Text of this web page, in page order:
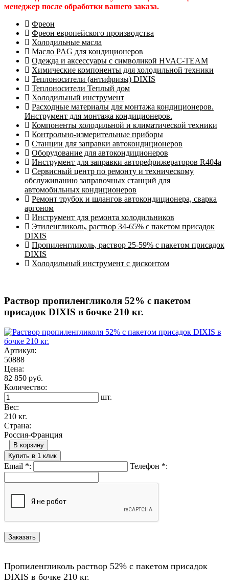
менеджер после обработки вашего заказа.
Фреон
Фреон европейского производства
Холодильные масла
Масло PAG для кондиционеров
Одежда и аксессуары с символикой HVAC-TEAM
Химические компоненты для холодильной техники
Теплоносители (антифризы) DIXIS
Теплоносители Теплый дом
Холодильный инструмент
Расходные материалы для монтажа кондиционеров.
Инструмент для монтажа кондиционеров.
Компоненты холодильной и климатической техники
Контрольно-измерительные приборы
Станции для заправки автокондиционеров
Оборудование для автокондиционеров
Инструмент для заправки авторефрижераторов R404a
Сервисный центр по ремонту и техническому
обслуживанию заправочных станций для
автомобильных кондиционеров
Ремонт трубок и шлангов автокондиционера, сварка
аргоном
Инструмент для ремонта холодильников
Этиленгликоль, раствор 34-65% с пакетом присадок
DIXIS
Пропиленгликоль, раствор 25-59% с пакетом присадок
DIXIS
Холодильный инструмент с дисконтом
Раствор пропиленгликоля 52% с пакетом
присадок DIXIS в бочке 210 кг.
Артикул:
50888
Цена:
82 850 руб.
Количество:
шт.
Вес:
210 кг.
Страна:
Россия-Франция
В корзину
Купить в 1 клик
Email *: Телефон *:
Пропиленгликоль раствор 52% с пакетом присадок
DIXIS в бочке 210 кг.